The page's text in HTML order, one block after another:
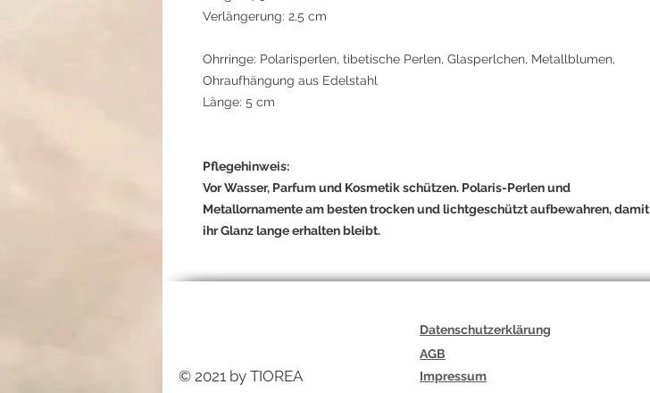
Verlängerung: 2,5 cm
Ohrringe: Polarisperlen, tibetische Perlen, Glasperlchen, Metallblumen,
Ohraufhängung aus Edelstahl
Länge: 5 cm
Pflegehinweis:
Vor Wasser, Parfum und Kosmetik schützen. Polaris-Perlen und
Metallornamente am besten trocken und lichtgeschützt aufbewahren, damit
ihr Glanz lange erhalten bleibt.
Datenschutzerklärung
AGB
© 2021 by TIOREA Impressum